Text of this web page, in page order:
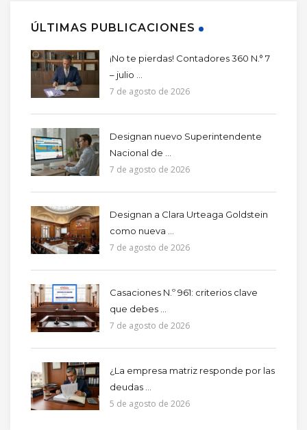
ÚLTIMAS PUBLICACIONES
¡No te pierdas! Contadores 360 N.° 7
– julio ...
7 de agosto de 2026
Designan nuevo Superintendente
Nacional de ...
7 de agosto de 2026
Designan a Clara Urteaga Goldstein
como nueva ...
7 de agosto de 2026
Casaciones N.º 961: criterios clave
que debes ...
7 de agosto de 2026
¿La empresa matriz responde por las
deudas ...
5 de agosto de 2026